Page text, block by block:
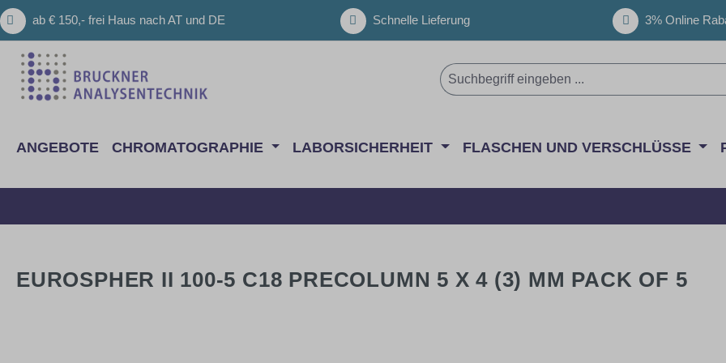
Hauptinhalt springen
Zur Suche springen
Zur Hauptnavigation springen
ab € 150,- frei Haus nach AT und DE Schnelle Lieferung 3% Online
ANGEBOTE CHROMATOGRAPHIE LABORSICHERHEIT FLASCHEN UND VERSCHLÜSSE
EUROSPHER II 100-5 C18 PRECOLUMN 5 X 4 (3) MM PACK OF 5